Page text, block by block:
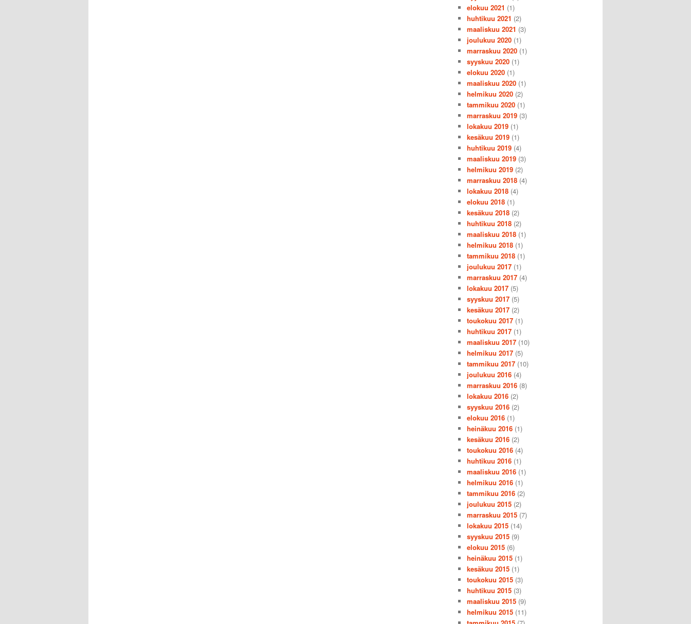
elokuu 2021 (1)
huhtikuu 2021 (2)
maaliskuu 2021 (3)
joulukuu 2020 (1)
marraskuu 2020 (1)
syyskuu 2020 (1)
elokuu 2020 (1)
maaliskuu 2020 (1)
helmikuu 2020 (2)
tammikuu 2020 (1)
marraskuu 2019 (3)
lokakuu 2019 (1)
kesäkuu 2019 (1)
huhtikuu 2019 (4)
maaliskuu 2019 (3)
helmikuu 2019 (2)
marraskuu 2018 (4)
lokakuu 2018 (4)
elokuu 2018 (1)
kesäkuu 2018 (2)
huhtikuu 2018 (2)
maaliskuu 2018 (1)
helmikuu 2018 (1)
tammikuu 2018 (1)
joulukuu 2017 (1)
marraskuu 2017 (4)
lokakuu 2017 (5)
syyskuu 2017 (5)
kesäkuu 2017 (2)
toukokuu 2017 (1)
huhtikuu 2017 (1)
maaliskuu 2017 (10)
helmikuu 2017 (5)
tammikuu 2017 (10)
joulukuu 2016 (4)
marraskuu 2016 (8)
lokakuu 2016 (2)
syyskuu 2016 (2)
elokuu 2016 (1)
heinäkuu 2016 (1)
kesäkuu 2016 (2)
toukokuu 2016 (4)
huhtikuu 2016 (1)
maaliskuu 2016 (1)
helmikuu 2016 (1)
tammikuu 2016 (2)
joulukuu 2015 (2)
marraskuu 2015 (7)
lokakuu 2015 (14)
syyskuu 2015 (9)
elokuu 2015 (6)
heinäkuu 2015 (1)
kesäkuu 2015 (1)
toukokuu 2015 (3)
huhtikuu 2015 (3)
maaliskuu 2015 (9)
helmikuu 2015 (11)